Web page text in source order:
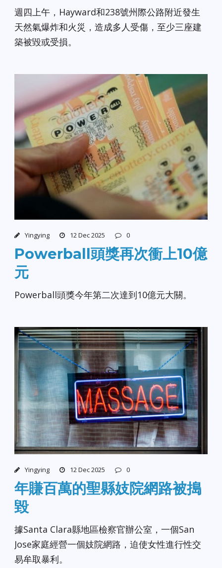
週四上午，Hayward和238號州際公路附近發生
天然氣爆炸和火災，造成多人受傷，至少三座建
築被毀或受損。
Yingying 12 Dec 2025 0
Powerball頭獎再次衝上10億
元
Powerball頭獎今年第二次達到10億元大關。
Yingying 12 Dec 2025 0
年賺百萬的聖縣妓院網路被搗
毀
據Santa Clara縣地區檢察官辦公室，一個San
Jose家庭經營一個妓院網路，迫使女性進行性交
易牟取暴利。